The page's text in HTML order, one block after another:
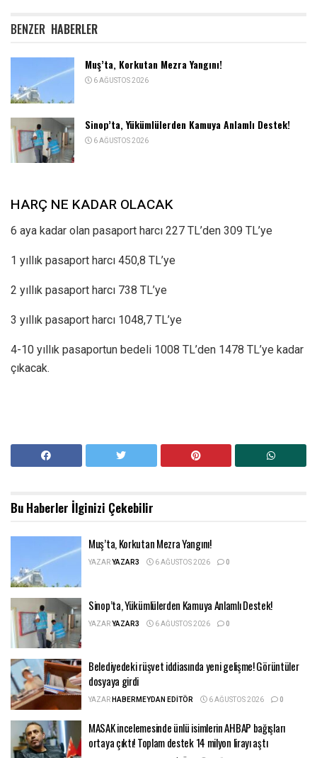
BENZER HABERLER
Muş’ta, Korkutan Mezra Yangını!
6 AĞUSTOS 2026
Sinop’ta, Yükümlülerden Kamuya Anlamlı Destek!
6 AĞUSTOS 2026
HARÇ NE KADAR OLACAK
6 aya kadar olan pasaport harcı 227 TL’den 309 TL’ye
1 yıllık pasaport harcı 450,8 TL’ye
2 yıllık pasaport harcı 738 TL’ye
3 yıllık pasaport harcı 1048,7 TL’ye
4-10 yıllık pasaportun bedeli 1008 TL’den 1478 TL’ye kadar
çıkacak.
Bu Haberler İlginizi Çekebilir
Muş’ta, Korkutan Mezra Yangını!
YAZARYAZAR3 6 AĞUSTOS 2026 0
Sinop’ta, Yükümlülerden Kamuya Anlamlı Destek!
YAZARYAZAR3 6 AĞUSTOS 2026 0
Belediyedeki rüşvet iddiasında yeni gelişme! Görüntüler
dosyaya girdi
YAZARHABERMEYDAN EDITÖR 6 AĞUSTOS 2026 0
MASAK incelemesinde ünlü isimlerin AHBAP bağışları
ortaya çıktı! Toplam destek 14 milyon lirayı aştı